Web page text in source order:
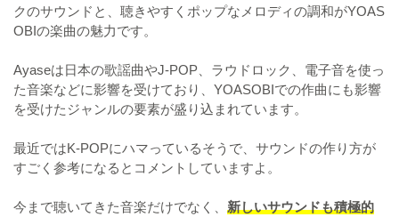
クのサウンドと、聴きやすくポップなメロディの調和がYOAS
OBIの楽曲の魅力です。
Ayaseは日本の歌謡曲やJ-POP、ラウドロック、電子音を使っ
た音楽などに影響を受けており、YOASOBIでの作曲にも影響
を受けたジャンルの要素が盛り込まれています。
最近ではK-POPにハマっているそうで、サウンドの作り方が
すごく参考になるとコメントしていますよ。
今まで聴いてきた音楽だけでなく、 新しいサウンドも積極的